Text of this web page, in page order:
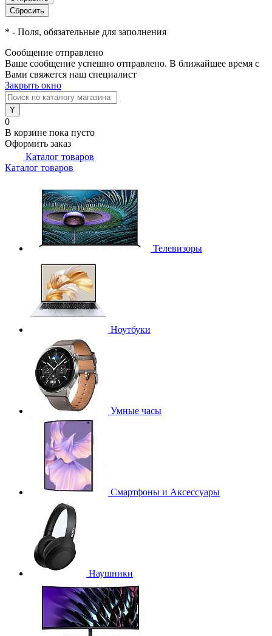
* - Поля, обязательные для заполнения
Сообщение отправлено
Ваше сообщение успешно отправлено. В ближайшее время с
Вами свяжется наш специалист
Закрыть окно
0
В корзине пока пусто
Оформить заказ
Каталог товаров
Каталог товаров
Телевизоры
Ноутбуки
Умные часы
Смартфоны и Аксессуары
Наушники